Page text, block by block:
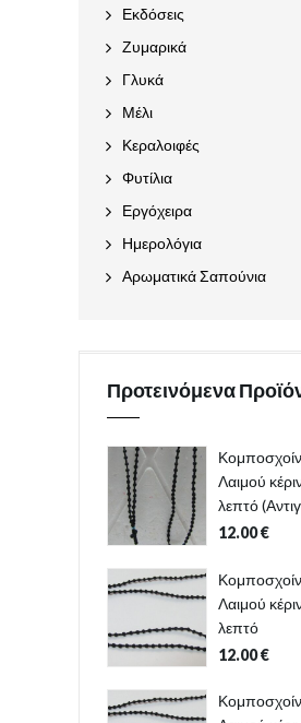
Εκδόσεις
Ζυμαρικά
Γλυκά
Μέλι
Κεραλοιφές
Φυτίλια
Εργόχειρα
Ημερολόγια
Αρωματικά Σαπούνια
Προτεινόμενα
Λαιμού
λεπτό
12.00€
Λαιμού
λεπτό
12.00€